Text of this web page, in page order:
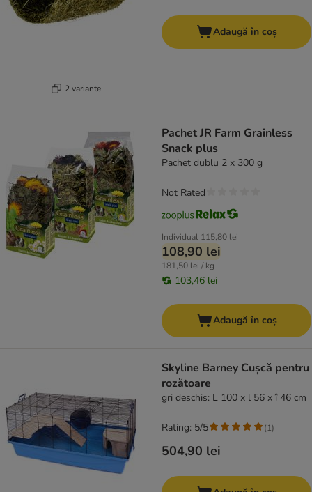
2 variante
Adaugă în coș
Pachet JR Farm Grainless
Snack plus
Pachet dublu 2 x 300 g
Individual 115,80 lei
108,90 lei
181,50 lei / kg
103,46 lei
Not Rated
Adaugă în coș
Skyline Barney Cușcă pentru
rozătoare
gri deschis: L 100 x l 56 x î 46 cm
504,90 lei
Rating: 5/5 (1)